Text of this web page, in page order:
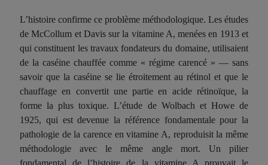
L’histoire confirme ce problème méthodologique. Les études
de McCollum et Davis sur la vitamine A, menées en 1913 et
qui constituent les travaux fondateurs du domaine, utilisaient
de la caséine chauffée comme « régime carencé » — sans
savoir que la caséine se lie étroitement au rétinol et que le
chauffage en convertit une partie en acide rétinoïque, la
forme la plus toxique. L’étude de Wolbach et Howe de
1925, qui est devenue la référence fondamentale pour la
pathologie de la carence en vitamine A, reproduisit la même
méthodologie avec le même angle mort. Un pilier
fondamental de l’histoire de la vitamine A prouvait le